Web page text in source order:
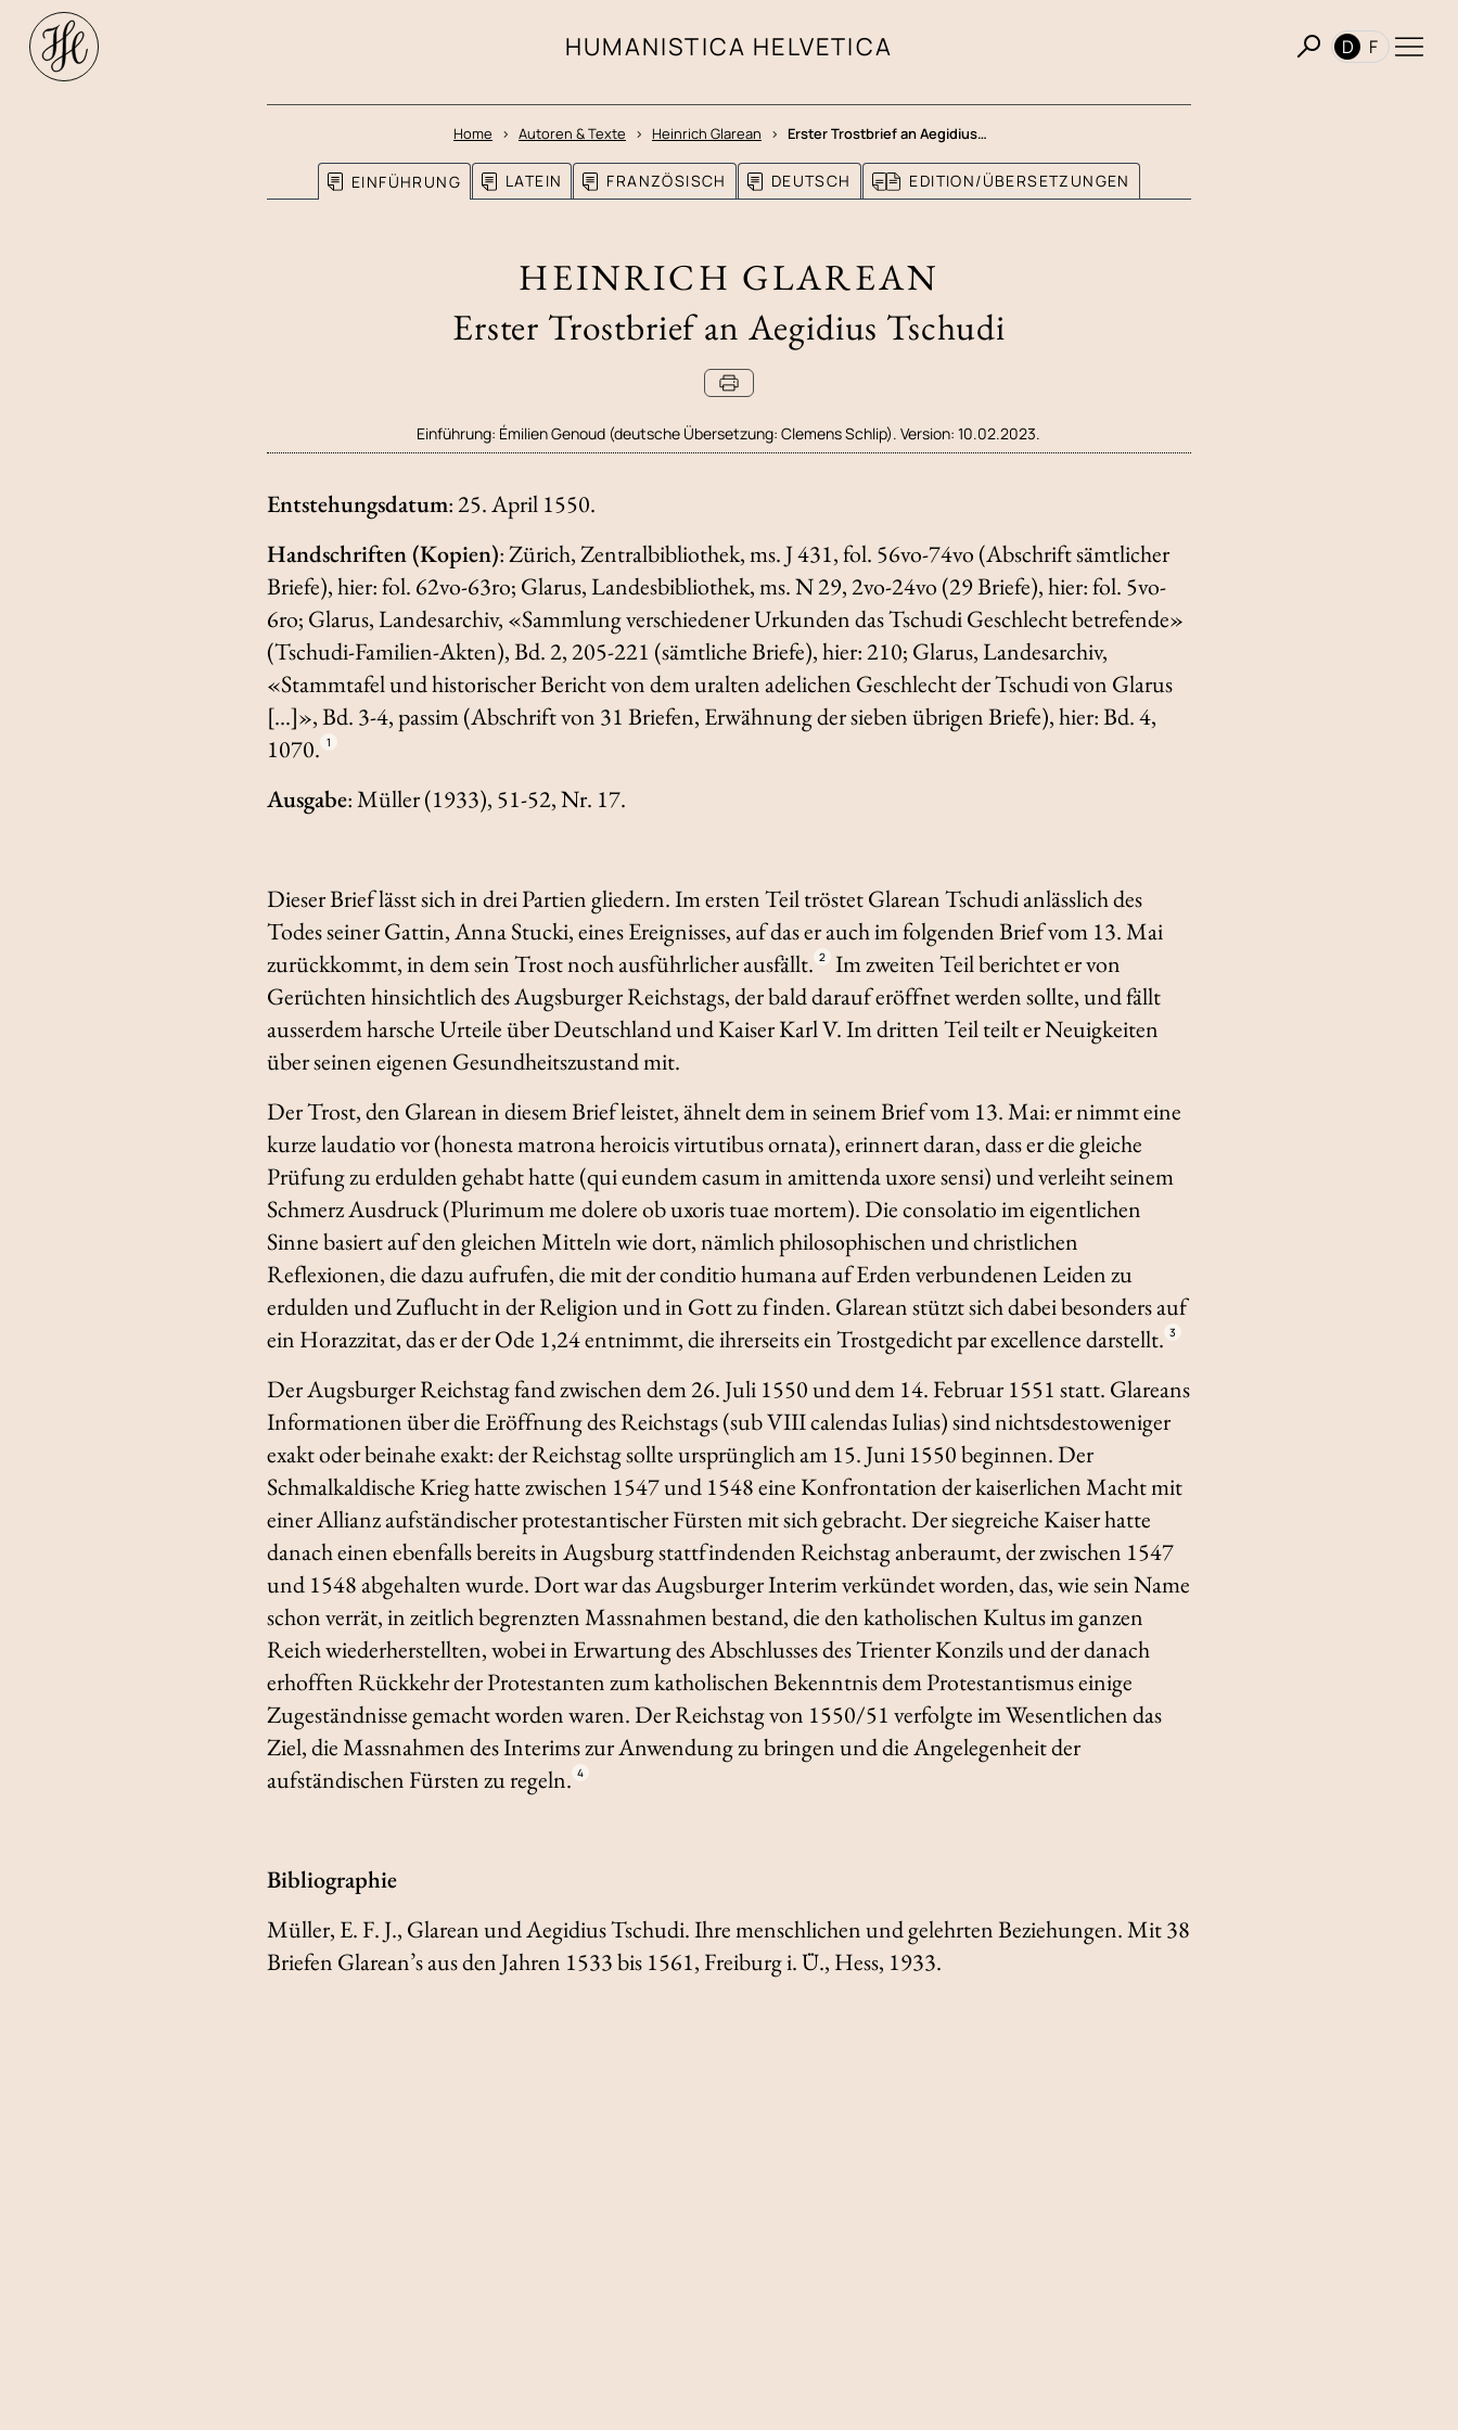
HUMANISTICA HELVETICA D F
Home Autoren & Texte Heinrich Glarean Erster Trostbrief an Aegidius…
EINFÜHRUNG LATEIN FRANZÖSISCH DEUTSCH EDITION/ÜBERSETZUNGEN
HEINRICH GLAREAN
Erster Trostbrief an Aegidius Tschudi
Einführung: Émilien Genoud (deutsche Übersetzung: Clemens Schlip). Version: 10.02.2023.
Entstehungsdatum: 25. April 1550.
Handschriften (Kopien): Zürich, Zentralbibliothek, ms. J 431, fol. 56vo-74vo (Abschrift sämtlicher
Briefe), hier: fol. 62vo-63ro; Glarus, Landesbibliothek, ms. N 29, 2vo-24vo (29 Briefe), hier: fol. 5vo-
6ro; Glarus, Landesarchiv, «Sammlung verschiedener Urkunden das Tschudi Geschlecht betrefende»
(Tschudi-Familien-Akten), Bd. 2, 205-221 (sämtliche Briefe), hier: 210; Glarus, Landesarchiv,
«Stammtafel und historischer Bericht von dem uralten adelichen Geschlecht der Tschudi von Glarus
[…]», Bd. 3-4,passim(Abschrift von 31 Briefen, Erwähnung der sieben übrigen Briefe), hier: Bd. 4,
1070. 1
Ausgabe: Müller (1933), 51-52, Nr. 17.
Dieser Brief lässt sich in drei Partien gliedern. Im ersten Teil tröstet Glarean Tschudi anlässlich des
Todes seiner Gattin, Anna Stucki, eines Ereignisses, auf das er auch im folgenden Brief vom 13. Mai
zurückkommt, in dem sein Trost noch ausführlicher ausfällt. 2
Im zweiten Teil berichtet er von
Gerüchten hinsichtlich des Augsburger Reichstags, der bald darauf eröffnet werden sollte, und fällt
ausserdem harsche Urteile über Deutschland und Kaiser Karl V. Im dritten Teil teilt er Neuigkeiten
über seinen eigenen Gesundheitszustand mit.
Der Trost, den Glarean in diesem Brief leistet, ähnelt dem in seinem Brief vom 13. Mai: er nimmt eine
kurzelaudatiovor (honesta matrona heroicis virtutibus ornata), erinnert daran, dass er die gleiche
Prüfung zu erdulden gehabt hatte (qui eundem casum in amittenda uxore sensi) und verleiht seinem
Schmerz Ausdruck (Plurimum me dolere ob uxoris tuae mortem). Dieconsolatioim eigentlichen
Sinne basiert auf den gleichen Mitteln wie dort, nämlich philosophischen und christlichen
Reflexionen, die dazu aufrufen, die mit derconditio humanaauf Erden verbundenen Leiden zu
erdulden und Zuflucht in der Religion und in Gott zu finden. Glarean stützt sich dabei besonders auf
ein Horazzitat, das er der Ode 1,24 entnimmt, die ihrerseits ein Trostgedichtpar excellencedarstellt. 3
Der Augsburger Reichstag fand zwischen dem 26. Juli 1550 und dem 14. Februar 1551 statt. Glareans
Informationen über die Eröffnung des Reichstags (sub VIII calendas Iulias) sind nichtsdestoweniger
exakt oder beinahe exakt: der Reichstag sollte ursprünglich am 15. Juni 1550 beginnen. Der
Schmalkaldische Krieg hatte zwischen 1547 und 1548 eine Konfrontation der kaiserlichen Macht mit
einer Allianz aufständischer protestantischer Fürsten mit sich gebracht. Der siegreiche Kaiser hatte
danach einen ebenfalls bereits in Augsburg stattfindenden Reichstag anberaumt, der zwischen 1547
und 1548 abgehalten wurde. Dort war das Augsburger Interim verkündet worden, das, wie sein Name
schon verrät, in zeitlich begrenzten Massnahmen bestand, die den katholischen Kultus im ganzen
Reich wiederherstellten, wobei in Erwartung des Abschlusses des Trienter Konzils und der danach
erhofften Rückkehr der Protestanten zum katholischen Bekenntnis dem Protestantismus einige
Zugeständnisse gemacht worden waren. Der Reichstag von 1550/51 verfolgte im Wesentlichen das
Ziel, die Massnahmen des Interims zur Anwendung zu bringen und die Angelegenheit der
aufständischen Fürsten zu regeln. 4
Bibliographie
Müller, E. F. J., Glarean und Aegidius Tschudi. Ihre menschlichen und gelehrten Beziehungen. Mit 38
Briefen Glarean’s aus den Jahren 1533 bis 1561, Freiburg i. Ü., Hess, 1933.